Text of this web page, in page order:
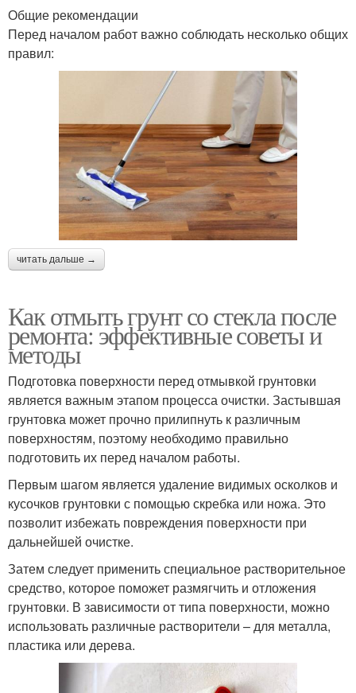
Общие рекомендации
Перед началом работ важно соблюдать несколько общих
правил:
читать дальше →
Как отмыть грунт со стекла после
ремонта: эффективные советы и
методы
Подготовка поверхности перед отмывкой грунтовки
является важным этапом процесса очистки. Застывшая
грунтовка может прочно прилипнуть к различным
поверхностям, поэтому необходимо правильно
подготовить их перед началом работы.
Первым шагом является удаление видимых осколков и
кусочков грунтовки с помощью скребка или ножа. Это
позволит избежать повреждения поверхности при
дальнейшей очистке.
Затем следует применить специальное растворительное
средство, которое поможет размягчить и отложения
грунтовки. В зависимости от типа поверхности, можно
использовать различные растворители – для металла,
пластика или дерева.